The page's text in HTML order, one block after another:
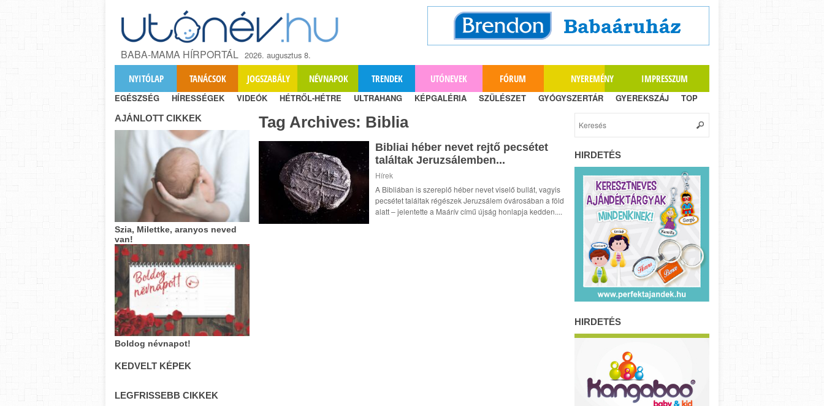
BABA-MAMA HÍRPORTÁL 2026. augusztus 8.
NYITÓLAP TANÁCSOK JOGSZABÁLY NÉVNAPOK TRENDEK UTÓNEVEK FÓRUM NYEREMÉNY IMPRESSZUM
EGÉSZSÉG HÍRESSÉGEK VIDEÓK HÉTRŐL-HÉTRE ULTRAHANG KÉPGALÉRIA SZÜLÉSZET GYÓGYSZERTÁR GYEREKSZÁJ TOP
Tag Archives: Biblia
Bibliai héber nevet rejtő pecsétet
találtak Jeruzsálemben...
Hírek
A Bibliában is szereplő héber nevet viselő bullát, vagyis
pecsétet találtak régészek Jeruzsálem óvárosában a föld
alatt – jelentette a Maárív című újság honlapja kedden....
AJÁNLOTT CIKKEK
Szia, Milettke, aranyos neved
van!
Boldog névnapot!
KEDVELT KÉPEK
LEGFRISSEBB CIKKEK
HIRDETÉS
HIRDETÉS